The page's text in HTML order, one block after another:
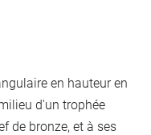
en hauteur en
d'un trophée
de bronze, et à ses